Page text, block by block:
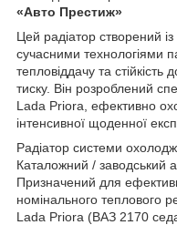
«Авто Престиж»
Цей радіатор створений
сучасними технологіями
тепловіддачу та
тиску. Він розроблений
Lada Priora, ефективно
інтенсивної щоденної
Радіатор системи
Каталожний / заводський
Призначений для
номінального теплового
Lada Priora (ВАЗ 2170